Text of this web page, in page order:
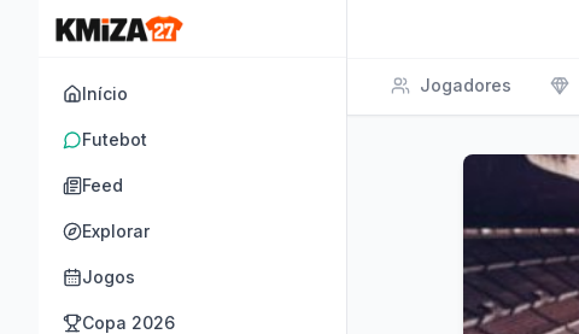
Início
Futebot
Feed
Explorar
Jogos
Copa 2026
Jogadores